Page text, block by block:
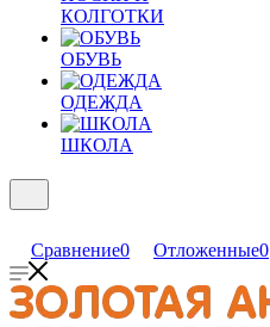
КОЛГОТКИ
ОБУВЬ
ОДЕЖДА
ШКОЛА
Сравнение0 Отложенные0